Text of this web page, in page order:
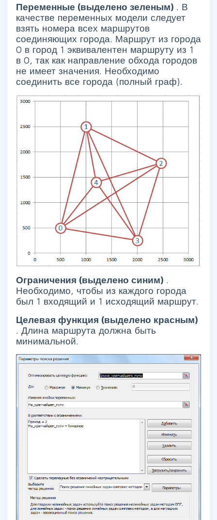
Переменные (выделено зеленым)
. В
качестве переменных модели следует
взять номера всех маршрутов
соединяющих города. Маршрут из города
0 в город 1 эквивалентен маршруту из 1
в 0, так как направление обхода городов
не имеет значения. Необходимо
соединить все города (полный граф).
Ограничения (выделено синим) .
Необходимо, чтобы из каждого города
был 1 входящий и 1 исходящий маршрут.
Целевая функция (выделено красным)
. Длина маршрута должна быть
минимальной.